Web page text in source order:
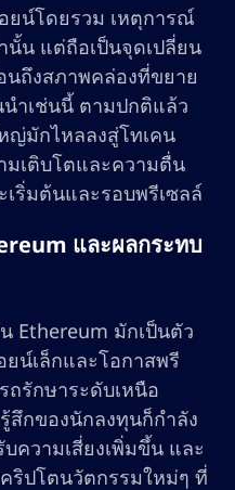
ยน์โดยรวม เหตุการณ์
นั้น แต่ถือเป็นจุดเปลี่ยน
ถึงสภาพคล่องที่ขยาย
ำเช่นนี้ ตามปกติแล้ว
ญ่มักไหลลงสู่โทเคน
มเติบโตและความตื่น
เริ่มต้นและรอบพรีเซลล์
และผลกระทบ
Ethereum มักเป็นตัว
ยน์เล็กและโอกาสพรี
ถรักษาระดับเหนือ
สึกของนักลงทุนก็กำลัง
ความเสี่ยงเพิ่มขึ้น และ
ริปโตนวัตกรรมใหม่ๆ ที่